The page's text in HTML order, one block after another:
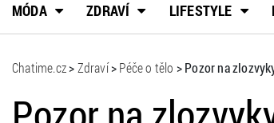
MÓDA ZDRAVÍ LIFESTYLE
Chatime.cz>Zdraví>Péče o tělo >Pozor na